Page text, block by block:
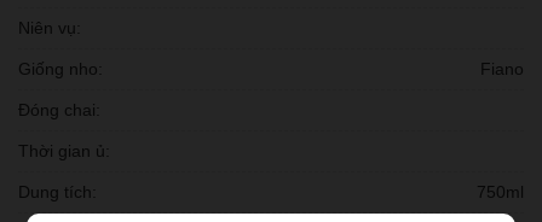
Niên vụ:
Giống nho: Fiano
Đóng chai:
Thời gian ủ:
Dung tích: 750ml